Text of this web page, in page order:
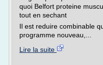
quoi Belfort proteine
tout en sechant
Il est reduire combinable
programme nouveau,...
Lire la suite